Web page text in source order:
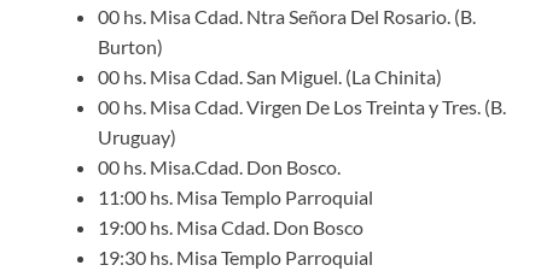
00 hs. Misa Cdad. Ntra Señora Del Rosario. (B.
Burton)
00 hs. Misa Cdad. San Miguel. (La Chinita)
00 hs. Misa Cdad. Virgen De Los Treinta y Tres. (B.
Uruguay)
00 hs. Misa.Cdad. Don Bosco.
11:00 hs. Misa Templo Parroquial
19:00 hs. Misa Cdad. Don Bosco
19:30 hs. Misa Templo Parroquial